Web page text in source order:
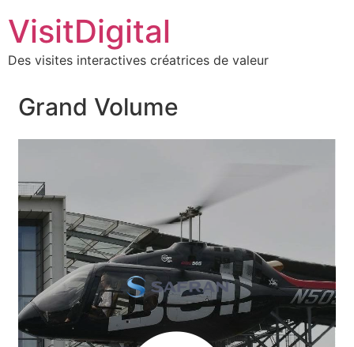
VisitDigital
Des visites interactives créatrices de valeur
Grand Volume